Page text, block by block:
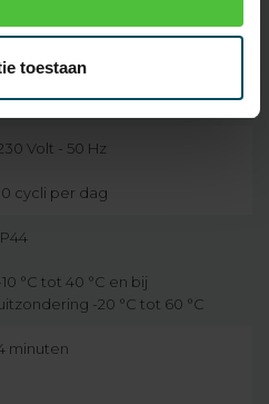
toestaan2.5 MTR Wit 3 aderig,
Volt - 50 Hz
cycli per dag
10 °C tot 40 °C en bij
-20 °C tot 60 °C
minuten